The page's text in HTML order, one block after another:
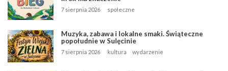
7 sierpnia 2026 społeczne
Muzyka, zabawa i lokalne smaki. Świąteczne
popołudnie w Sulęcinie
7 sierpnia 2026 kultura wydarzenie